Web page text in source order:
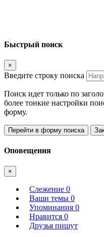
Быстрый поиск
×
Введите строку поиска
Поиск идет только по
более тонкие настройки
форму.
Перейти в форму поиска
Оповещения
×
Слежение 0
Ваши темы 0
Упоминания 0
Нравится 0
Друзья пишут